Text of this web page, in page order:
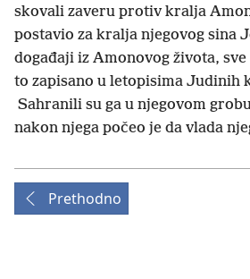
skovali zaveru protiv kralja
postavio za kralja njegovog sina
događaji iz Amonovog života,
to zapisano u letopisima Judinih
Sahranili su ga u njegovom
nakon njega počeo je da vlada
Prethodno